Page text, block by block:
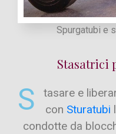
Stasatrici
S
tasare e
con Sturatubi
condotte da
propri clienti
Spurgatubi e